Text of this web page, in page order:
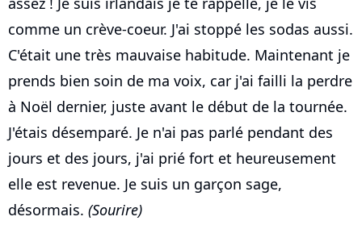
comme un crève-coeur. J'ai stoppé les sodas aussi.
C'était une très mauvaise habitude. Maintenant je
prends bien soin de ma voix, car j'ai failli la perdre
à Noël dernier, juste avant le début de la tournée.
J'étais désemparé. Je n'ai pas parlé pendant des
jours et des jours, j'ai prié fort et heureusement
elle est revenue. Je suis un garçon sage,
désormais. (Sourire)